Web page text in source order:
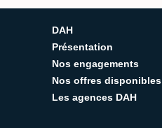
DAH
Présentation
Nos engagements
Nos offres disponibles
Les agences DAH